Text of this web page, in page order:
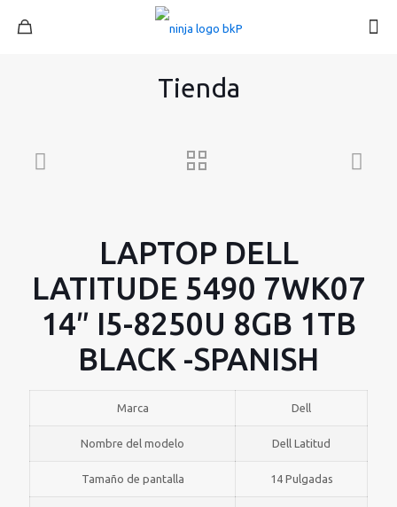
Tienda
LAPTOP DELL
LATITUDE 5490 7WK07
14″ I5-8250U 8GB 1TB
BLACK -SPANISH
Marca Dell
Nombre del modelo Dell Latitud
Tamaño de pantalla 14 Pulgadas